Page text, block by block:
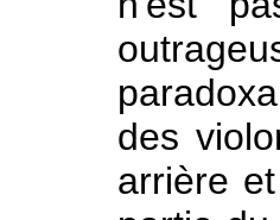
des
arrière